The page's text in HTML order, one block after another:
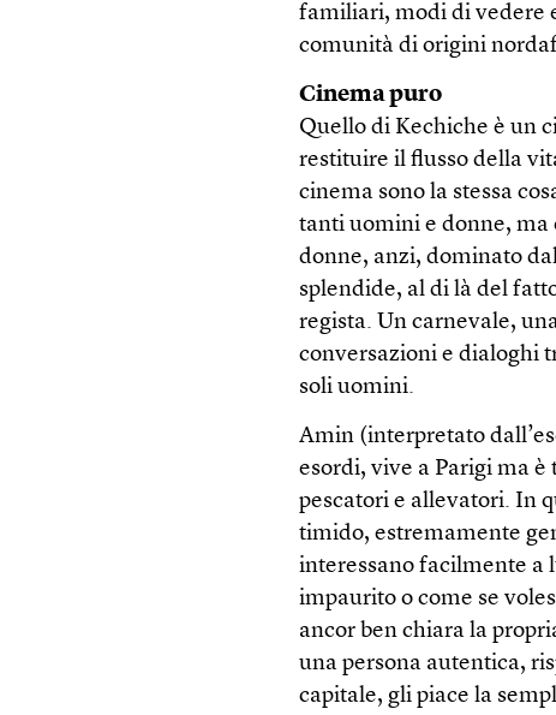
familiari, modi di vedere
comunità di origini
Cinema puro
Quello di Kechiche è un
restituire il flusso della
cinema sono la stessa
tanti uomini e donne, ma
donne, anzi, dominato
splendide, al di là del
regista. Un carnevale,
conversazioni e dialoghi
soli uomini.
Amin (interpretato
esordi, vive a Parigi ma
pescatori e allevatori. In
timido, estremamente
interessano facilmente a
impaurito o come se
ancor ben chiara la
una persona autentica,
capitale, gli piace la